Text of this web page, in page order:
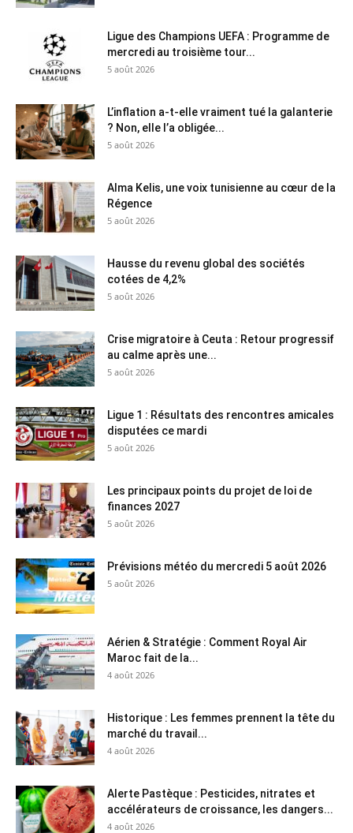
Ligue des Champions UEFA : Programme de
mercredi au troisième tour...
5 août 2026
L’inflation a-t-elle vraiment tué la galanterie
? Non, elle l’a obligée...
5 août 2026
Alma Kelis, une voix tunisienne au cœur de la
Régence
5 août 2026
Hausse du revenu global des sociétés
cotées de 4,2%
5 août 2026
Crise migratoire à Ceuta : Retour progressif
au calme après une...
5 août 2026
Ligue 1 : Résultats des rencontres amicales
disputées ce mardi
5 août 2026
Les principaux points du projet de loi de
finances 2027
5 août 2026
Prévisions météo du mercredi 5 août 2026
5 août 2026
Aérien & Stratégie : Comment Royal Air
Maroc fait de la...
4 août 2026
Historique : Les femmes prennent la tête du
marché du travail...
4 août 2026
Alerte Pastèque : Pesticides, nitrates et
accélérateurs de croissance, les dangers...
4 août 2026